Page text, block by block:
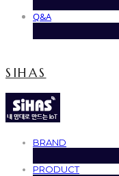
Q&A
SIHAS
BRAND
PRODUCT